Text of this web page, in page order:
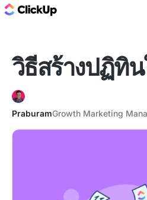
วิธีสร้างปฏิทิ
PraburamGrowth Marketing